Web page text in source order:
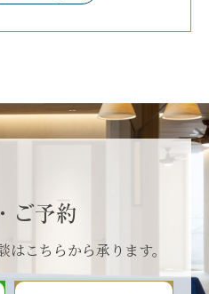
ご予約
こちらから承ります。